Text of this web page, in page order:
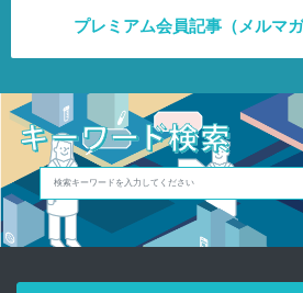
プレミアム会員記事（メルマ